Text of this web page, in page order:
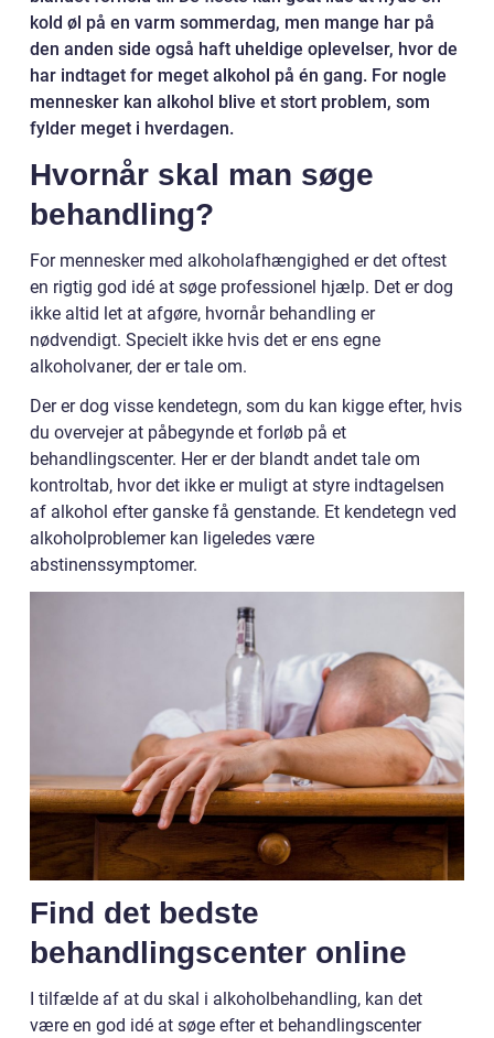
kold øl på en varm sommerdag, men mange har på
den anden side også haft uheldige oplevelser, hvor de
har indtaget for meget alkohol på én gang. For nogle
mennesker kan alkohol blive et stort problem, som
fylder meget i hverdagen.
Hvornår skal man søge
behandling?
For mennesker med alkoholafhængighed er det oftest
en rigtig god idé at søge professionel hjælp. Det er dog
ikke altid let at afgøre, hvornår behandling er
nødvendigt. Specielt ikke hvis det er ens egne
alkoholvaner, der er tale om.
Der er dog visse kendetegn, som du kan kigge efter, hvis
du overvejer at påbegynde et forløb på et
behandlingscenter. Her er der blandt andet tale om
kontroltab, hvor det ikke er muligt at styre indtagelsen
af alkohol efter ganske få genstande. Et kendetegn ved
alkoholproblemer kan ligeledes være
abstinenssymptomer.
Find det bedste
behandlingscenter online
I tilfælde af at du skal i alkoholbehandling, kan det
være en god idé at søge efter et behandlingscenter